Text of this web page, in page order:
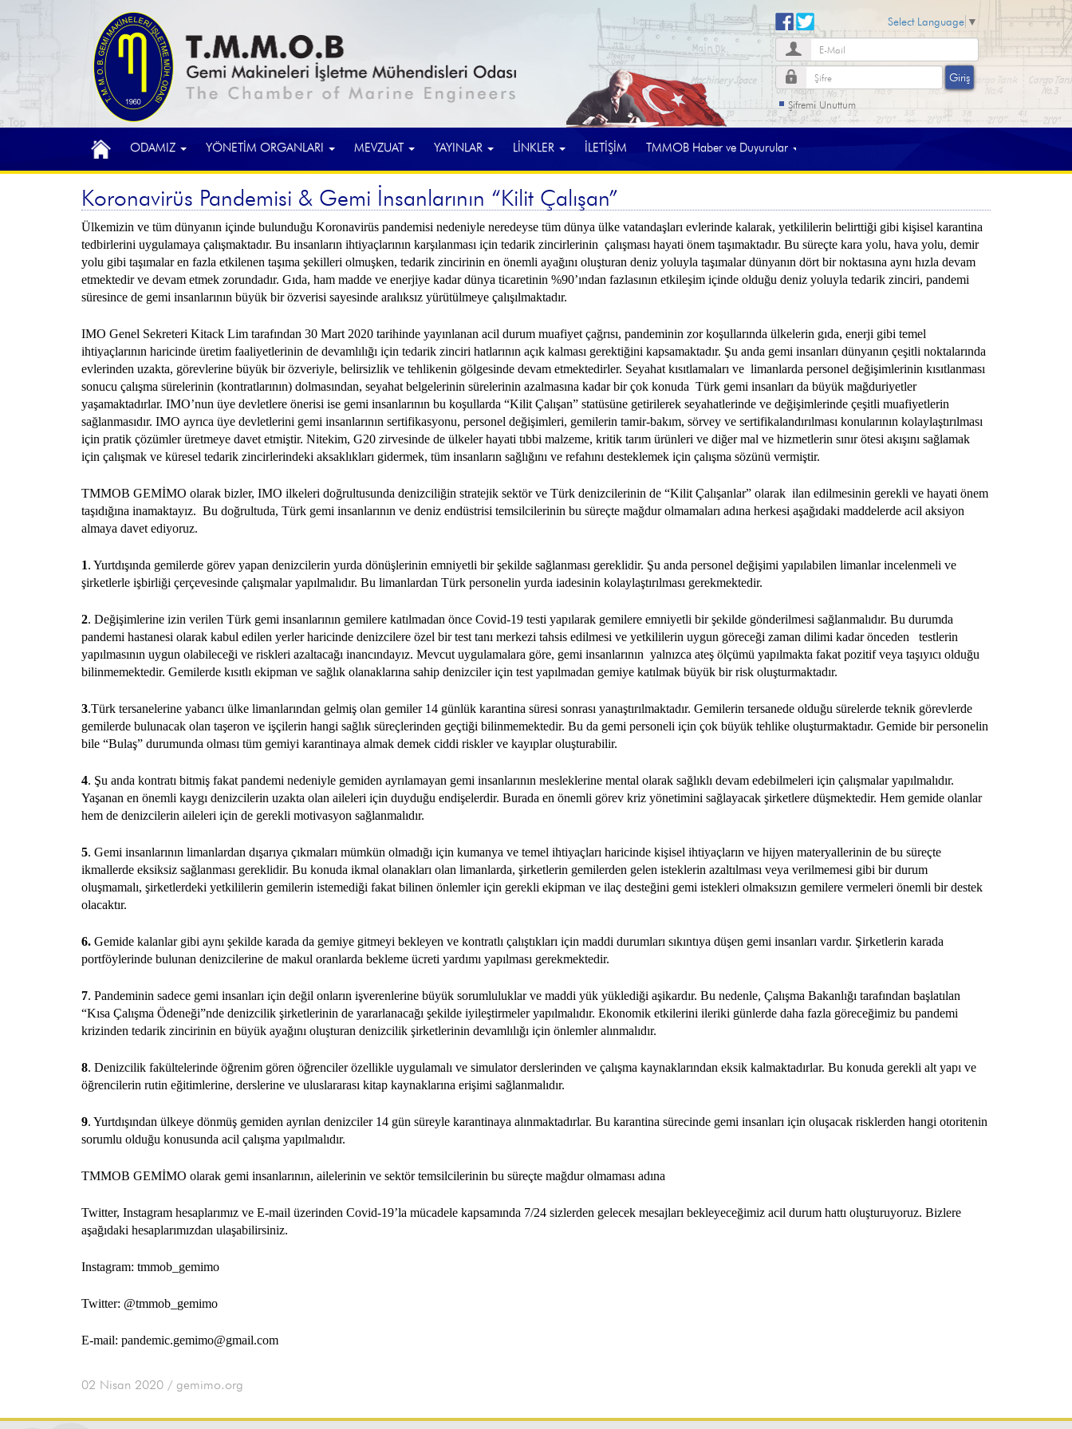
Select Language ▼
Şifremi Unuttum
ODAMIZ YÖNETİM ORGANLARI MEVZUAT YAYINLAR LİNKLER İLETİŞİM TMMOB Haber ve Duyurular
Koronavirüs Pandemisi & Gemi İnsanlarının “Kilit Çalışan”
Ülkemizin ve tüm dünyanın içinde bulunduğu Koronavirüs pandemisi nedeniyle neredeyse tüm dünya ülke vatandaşları evlerinde kalarak, yetkililerin belirttiği gibi kişisel karantina
tedbirlerini uygulamaya çalışmaktadır. Bu insanların ihtiyaçlarının karşılanması için tedarik zincirlerinin çalışması hayati önem taşımaktadır. Bu süreçte kara yolu, hava yolu, demir
yolu gibi taşımalar en fazla etkilenen taşıma şekilleri olmuşken, tedarik zincirinin en önemli ayağını oluşturan deniz yoluyla taşımalar dünyanın dört bir noktasına aynı hızla devam
etmektedir ve devam etmek zorundadır. Gıda, ham madde ve enerjiye kadar dünya ticaretinin %90’ından fazlasının etkileşim içinde olduğu deniz yoluyla tedarik zinciri, pandemi
süresince de gemi insanlarının büyük bir özverisi sayesinde aralıksız yürütülmeye çalışılmaktadır.
IMO Genel Sekreteri Kitack Lim tarafından 30 Mart 2020 tarihinde yayınlanan acil durum muafiyet çağrısı, pandeminin zor koşullarında ülkelerin gıda, enerji gibi temel
ihtiyaçlarının haricinde üretim faaliyetlerinin de devamlılığı için tedarik zinciri hatlarının açık kalması gerektiğini kapsamaktadır. Şu anda gemi insanları dünyanın çeşitli noktalarında
evlerinden uzakta, görevlerine büyük bir özveriyle, belirsizlik ve tehlikenin gölgesinde devam etmektedirler. Seyahat kısıtlamaları ve limanlarda personel değişimlerinin kısıtlanması
sonucu çalışma sürelerinin (kontratlarının) dolmasından, seyahat belgelerinin sürelerinin azalmasına kadar bir çok konuda Türk gemi insanları da büyük mağduriyetler
yaşamaktadırlar. IMO’nun üye devletlere önerisi ise gemi insanlarının bu koşullarda “Kilit Çalışan” statüsüne getirilerek seyahatlerinde ve değişimlerinde çeşitli muafiyetlerin
sağlanmasıdır. IMO ayrıca üye devletlerini gemi insanlarının sertifikasyonu, personel değişimleri, gemilerin tamir-bakım, sörvey ve sertifikalandırılması konularının kolaylaştırılması
için pratik çözümler üretmeye davet etmiştir. Nitekim, G20 zirvesinde de ülkeler hayati tıbbi malzeme, kritik tarım ürünleri ve diğer mal ve hizmetlerin sınır ötesi akışını sağlamak
için çalışmak ve küresel tedarik zincirlerindeki aksaklıkları gidermek, tüm insanların sağlığını ve refahını desteklemek için çalışma sözünü vermiştir.
TMMOB GEMİMO olarak bizler, IMO ilkeleri doğrultusunda denizciliğin stratejik sektör ve Türk denizcilerinin de “Kilit Çalışanlar” olarak ilan edilmesinin gerekli ve hayati önem
taşıdığına inamaktayız. Bu doğrultuda, Türk gemi insanlarının ve deniz endüstrisi temsilcilerinin bu süreçte mağdur olmamaları adına herkesi aşağıdaki maddelerde acil aksiyon
almaya davet ediyoruz.
1. Yurtdışında gemilerde görev yapan denizcilerin yurda dönüşlerinin emniyetli bir şekilde sağlanması gereklidir. Şu anda personel değişimi yapılabilen limanlar incelenmeli ve
şirketlerle işbirliği çerçevesinde çalışmalar yapılmalıdır. Bu limanlardan Türk personelin yurda iadesinin kolaylaştırılması gerekmektedir.
2. Değişimlerine izin verilen Türk gemi insanlarının gemilere katılmadan önce Covid-19 testi yapılarak gemilere emniyetli bir şekilde gönderilmesi sağlanmalıdır. Bu durumda
pandemi hastanesi olarak kabul edilen yerler haricinde denizcilere özel bir test tanı merkezi tahsis edilmesi ve yetkililerin uygun göreceği zaman dilimi kadar önceden testlerin
yapılmasının uygun olabileceği ve riskleri azaltacağı inancındayız. Mevcut uygulamalara göre, gemi insanlarının yalnızca ateş ölçümü yapılmakta fakat pozitif veya taşıyıcı olduğu
bilinmemektedir. Gemilerde kısıtlı ekipman ve sağlık olanaklarına sahip denizciler için test yapılmadan gemiye katılmak büyük bir risk oluşturmaktadır.
3.Türk tersanelerine yabancı ülke limanlarından gelmiş olan gemiler 14 günlük karantina süresi sonrası yanaştırılmaktadır. Gemilerin tersanede olduğu sürelerde teknik görevlerde
gemilerde bulunacak olan taşeron ve işçilerin hangi sağlık süreçlerinden geçtiği bilinmemektedir. Bu da gemi personeli için çok büyük tehlike oluşturmaktadır. Gemide bir personelin
bile “Bulaş” durumunda olması tüm gemiyi karantinaya almak demek ciddi riskler ve kayıplar oluşturabilir.
4. Şu anda kontratı bitmiş fakat pandemi nedeniyle gemiden ayrılamayan gemi insanlarının mesleklerine mental olarak sağlıklı devam edebilmeleri için çalışmalar yapılmalıdır.
Yaşanan en önemli kaygı denizcilerin uzakta olan aileleri için duyduğu endişelerdir. Burada en önemli görev kriz yönetimini sağlayacak şirketlere düşmektedir. Hem gemide olanlar
hem de denizcilerin aileleri için de gerekli motivasyon sağlanmalıdır.
5. Gemi insanlarının limanlardan dışarıya çıkmaları mümkün olmadığı için kumanya ve temel ihtiyaçları haricinde kişisel ihtiyaçların ve hijyen materyallerinin de bu süreçte
ikmallerde eksiksiz sağlanması gereklidir. Bu konuda ikmal olanakları olan limanlarda, şirketlerin gemilerden gelen isteklerin azaltılması veya verilmemesi gibi bir durum
oluşmamalı, şirketlerdeki yetkililerin gemilerin istemediği fakat bilinen önlemler için gerekli ekipman ve ilaç desteğini gemi istekleri olmaksızın gemilere vermeleri önemli bir destek
olacaktır.
6. Gemide kalanlar gibi aynı şekilde karada da gemiye gitmeyi bekleyen ve kontratlı çalıştıkları için maddi durumları sıkıntıya düşen gemi insanları vardır. Şirketlerin karada
portföylerinde bulunan denizcilerine de makul oranlarda bekleme ücreti yardımı yapılması gerekmektedir.
7. Pandeminin sadece gemi insanları için değil onların işverenlerine büyük sorumluluklar ve maddi yük yüklediği aşikardır. Bu nedenle, Çalışma Bakanlığı tarafından başlatılan
“Kısa Çalışma Ödeneği”nde denizcilik şirketlerinin de yararlanacağı şekilde iyileştirmeler yapılmalıdır. Ekonomik etkilerini ileriki günlerde daha fazla göreceğimiz bu pandemi
krizinden tedarik zincirinin en büyük ayağını oluşturan denizcilik şirketlerinin devamlılığı için önlemler alınmalıdır.
8. Denizcilik fakültelerinde öğrenim gören öğrenciler özellikle uygulamalı ve simulator derslerinden ve çalışma kaynaklarından eksik kalmaktadırlar. Bu konuda gerekli alt yapı ve
öğrencilerin rutin eğitimlerine, derslerine ve uluslararası kitap kaynaklarına erişimi sağlanmalıdır.
9. Yurtdışından ülkeye dönmüş gemiden ayrılan denizciler 14 gün süreyle karantinaya alınmaktadırlar. Bu karantina sürecinde gemi insanları için oluşacak risklerden hangi otoritenin
sorumlu olduğu konusunda acil çalışma yapılmalıdır.
TMMOB GEMİMO olarak gemi insanlarının, ailelerinin ve sektör temsilcilerinin bu süreçte mağdur olmaması adına
Twitter, Instagram hesaplarımız ve E-mail üzerinden Covid-19’la mücadele kapsamında 7/24 sizlerden gelecek mesajları bekleyeceğimiz acil durum hattı oluşturuyoruz. Bizlere
aşağıdaki hesaplarımızdan ulaşabilirsiniz.
Instagram: tmmob_gemimo
Twitter: @tmmob_gemimo
E-mail: pandemic.gemimo@gmail.com
02 Nisan 2020 / gemimo.org